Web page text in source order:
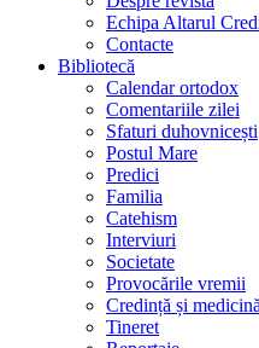
Echipa Altarul
Contacte
Bibliotecă
Calendar ortodox
Comentariile zilei
Sfaturi duhovnicești
Postul Mare
Predici
Familia
Catehism
Interviuri
Societate
Provocările vremii
Credință și medicină
Tineret